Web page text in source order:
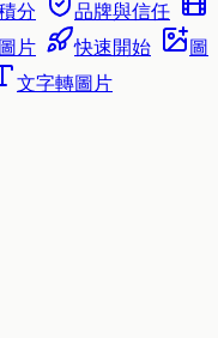
分
品牌與信任
片 快速開始
圖
文字轉圖片